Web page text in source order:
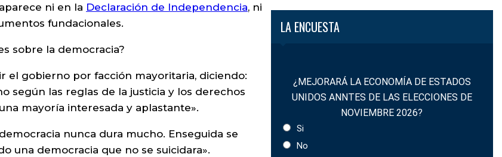
ni en la Declaración de Independencia, ni
fundacionales.
sobre la democracia?
el gobierno por facción mayoritaria, diciendo:
según las reglas de la justicia y los derechos
mayoría interesada y aplastante».
nunca dura mucho. Enseguida se
una democracia que no se suicidara».
LA ENCUESTA
¿MEJORARÁ LA ECONOMÍA DE ESTADOS
UNIDOS ANNTES DE LAS ELECCIONES DE
NOVIEMBRE 2026?
Si
No